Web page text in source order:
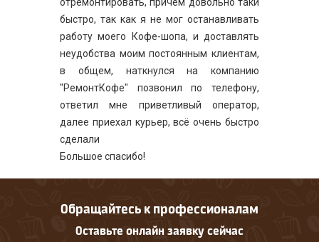
быстро, так как я не мог останавливать
работу моего Кофе-шопа, и доставлять
неудобства моим постоянным клиентам,
в общем, наткнулся на компанию
"РемонтКофе" позвонил по телефону,
ответил мне приветливый оператор,
далее приехал курьер, всё очень быстро
сделали
Большое спасибо!
Обращайтесь к профессионалам
Оставьте онлайн заявку сейчас